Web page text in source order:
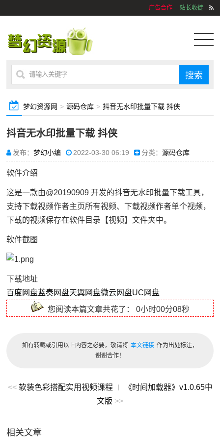
广告合作 站长收徒
梦幻资源网 > 源码仓库 > 抖音无水印批量下载 抖侠
抖音无水印批量下载 抖侠
发布：梦幻小编 2022-03-30 06:19 分类：源码仓库
软件介绍
这是一款由@20190909 开发的抖音无水印批量下载工具，
支持下载视频作者主页所有视频、下载视频作者单个视频，
下载的视频保存在软件目录【视频】文件夹中。
软件截图
下载地址
百度网盘蓝奏网盘天翼网盘微云网盘UC网盘
您阅读本篇文章共花了：
0小时00分08秒
如有转载或引用以上内容之必要，敬请将 本文链接 作为出处标注，
谢谢合作！
<< 软装色彩搭配实用视频课程
《时间加载器》v1.0.65中
文版 >>
相关文章